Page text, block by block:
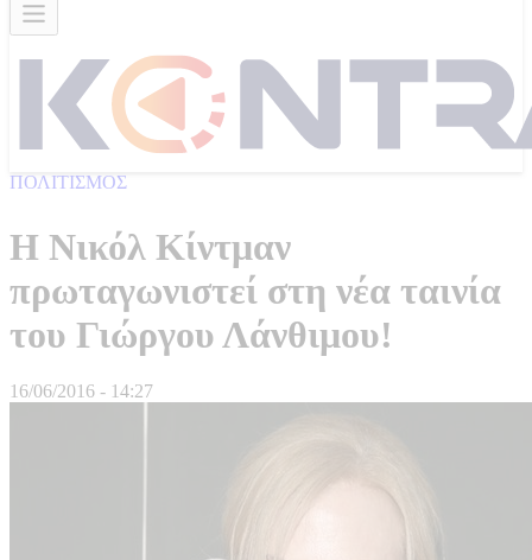
ΠΟΛΙΤΙΣΜΟΣ
Η Νικόλ Κίντμαν
πρωταγωνιστεί στη νέα ταινία
του Γιώργου Λάνθιμου!
16/06/2016 - 14:27